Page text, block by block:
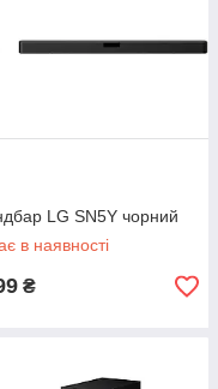
LG SN5Y чорний
в наявності
₴